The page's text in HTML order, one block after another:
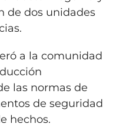
de dos unidades
a la comunidad
las normas de
de seguridad
hechos.